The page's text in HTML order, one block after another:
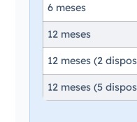
6 meses
12 meses
12 meses (2
12 meses (5